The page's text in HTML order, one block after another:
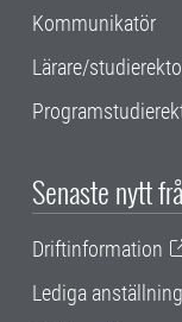
Kommunikatör
Lärare/
Senaste nytt
Driftinformation
Lediga